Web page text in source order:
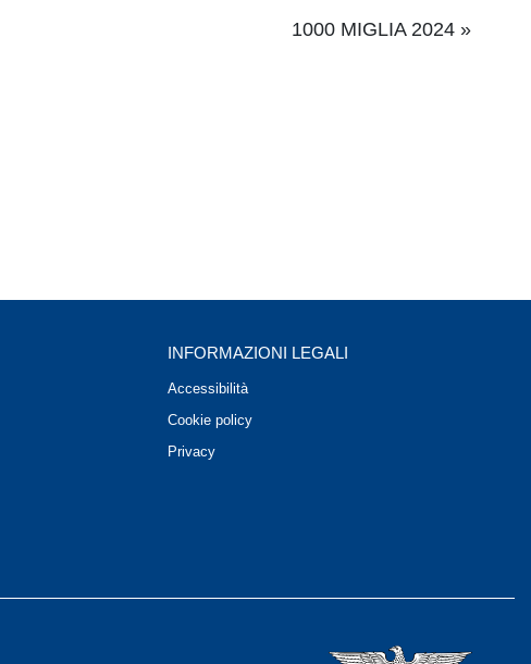
1000 MIGLIA 2024 »
INFORMAZIONI LEGALI
Accessibilità
Cookie policy
Privacy